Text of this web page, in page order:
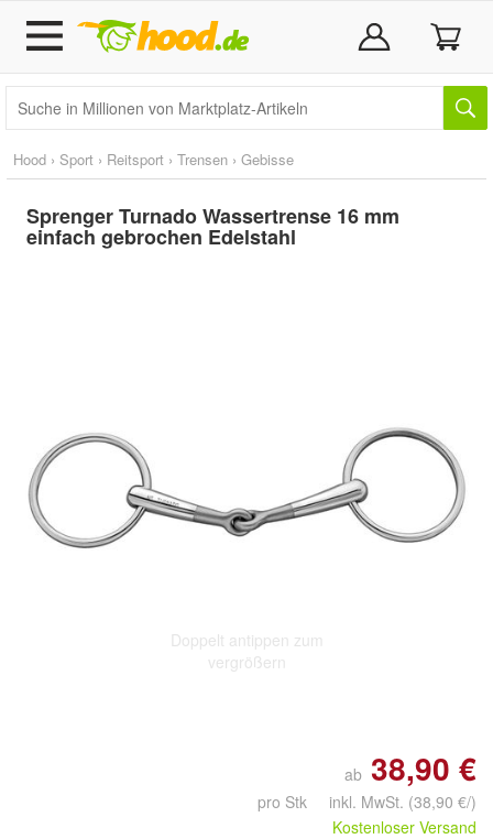
Hood › Sport › Reitsport › Trensen › Gebisse
Sprenger Turnado Wassertrense 16 mm
einfach gebrochen Edelstahl
Doppelt antippen zum
vergrößern
ab 38,90 €
pro Stk inkl. MwSt. (38,90 €/)
Kostenloser Versand